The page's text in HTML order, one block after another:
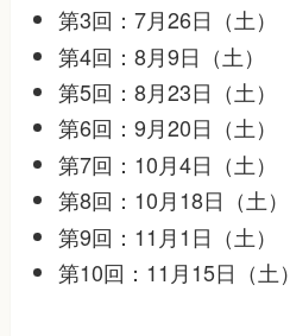
第3回：7月26日（土）
第4回：8月9日（土）
第5回：8月23日（土）
第6回：9月20日（土）
第7回：10月4日（土）
第8回：10月18日（土）
第9回：11月1日（土）
第10回：11月15日（土）